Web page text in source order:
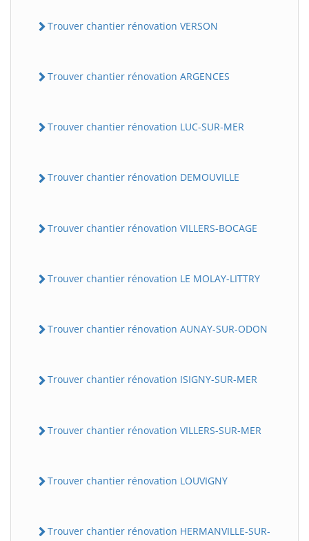
Trouver chantier rénovation VERSON
Trouver chantier rénovation ARGENCES
Trouver chantier rénovation LUC-SUR-MER
Trouver chantier rénovation DEMOUVILLE
Trouver chantier rénovation VILLERS-BOCAGE
Trouver chantier rénovation LE MOLAY-LITTRY
Trouver chantier rénovation AUNAY-SUR-ODON
Trouver chantier rénovation ISIGNY-SUR-MER
Trouver chantier rénovation VILLERS-SUR-MER
Trouver chantier rénovation LOUVIGNY
Trouver chantier rénovation HERMANVILLE-SUR-